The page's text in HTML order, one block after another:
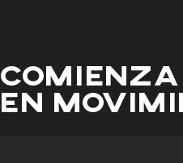
EN